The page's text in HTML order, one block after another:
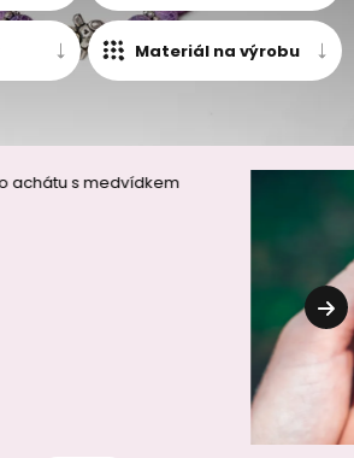
Materiál na výrobu